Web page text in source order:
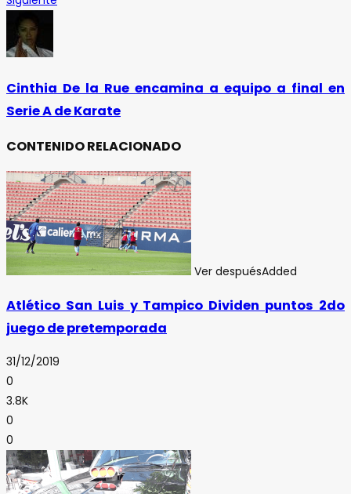
Cinthia De la Rue encamina a equipo a final en
Serie A de Karate
CONTENIDO RELACIONADO
Ver despuésAdded
Atlético San Luis y Tampico Dividen puntos 2do
juego de pretemporada
31/12/2019
0
3.8K
0
0